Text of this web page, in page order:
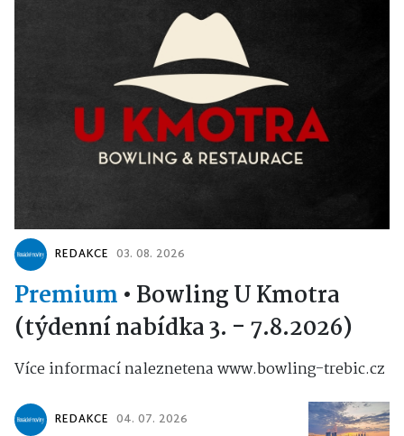
REDAKCE 03. 08. 2026
Premium • Bowling U Kmotra
(týdenní nabídka 3. - 7.8.2026)
Více informací naleznetena www.bowling-trebic.cz
REDAKCE 04. 07. 2026